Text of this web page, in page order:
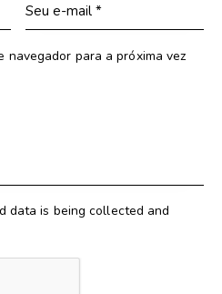
navegador para a próxima vez
data is being collected and